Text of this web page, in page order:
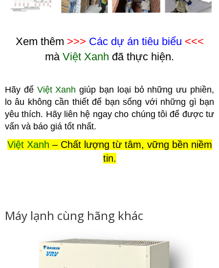
Xem thêm >>> Các dự án tiêu biểu <<<
mà Việt Xanh đã thực hiện.
Hãy để Việt Xanh giúp bạn loại bỏ những ưu phiền,
lo âu không cần thiết để bạn sống với những gì bạn
yêu thích. Hãy liên hệ ngay cho chúng tôi để được tư
vấn và báo giá tốt nhất.
Việt Xanh – Chất lượng từ tâm, vững bền niềm
tin.
Máy lạnh cùng hãng khác